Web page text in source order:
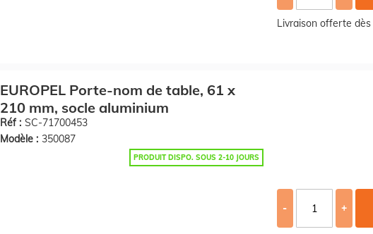
Livraison offerte dès
EUROPEL Porte-nom de table, 61 x
210 mm, socle aluminium
Réf : SC-71700453
Modèle : 350087
PRODUIT DISPO. SOUS 2-10 JOURS
- +